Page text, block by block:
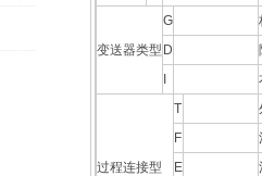
变送器类型
G
D
过程连接型
T
F
E